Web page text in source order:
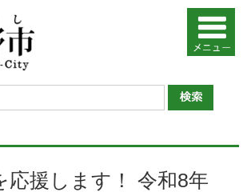
応援します！ 令和8年